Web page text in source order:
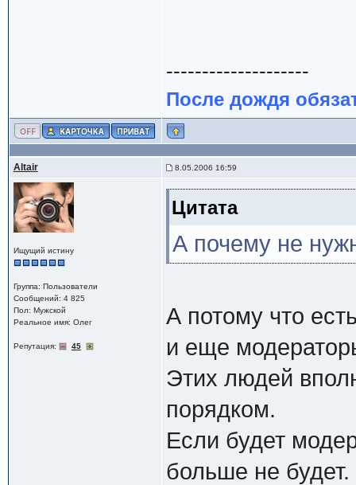
--------------------
После дождя
Altair 8.05.2006 16:59
Ищущий истину
Группа: Пользователи
Сообщений: 4 825
Пол: Мужской
Реальное имя: Олег
Репутация: 45
Цитата
А почему не
А потому что
и еще
Этих людей
порядком.
Если будет
больше не будет.